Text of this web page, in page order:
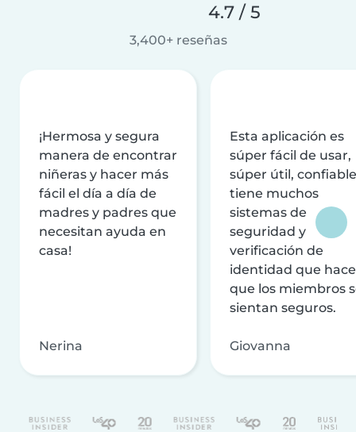
4.7 / 5
3,400+ reseñas
¡Hermosa y segura
manera de encontrar
niñeras y hacer más
fácil el día a día de
madres y padres que
necesitan ayuda en
casa!
Nerina
Esta aplicación es
súper fácil de usar,
súper útil,
tiene muchos
sistemas de
seguridad y
verificación de
identidad que
que los miembros
sientan seguros.
Giovanna